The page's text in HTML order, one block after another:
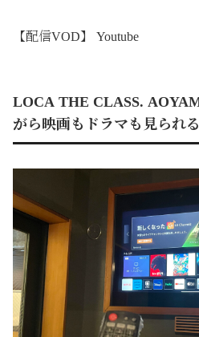
【配信VOD】 Youtube
LOCA THE CLASS.
がら映画もドラマも見られる